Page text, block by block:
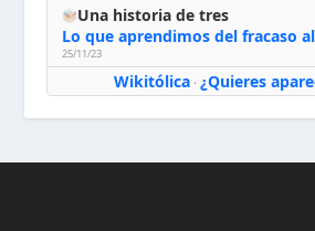
Una historia de tres
Lo que aprendimos del fracaso
25/11/23
Wikitólica· ¿Quieres